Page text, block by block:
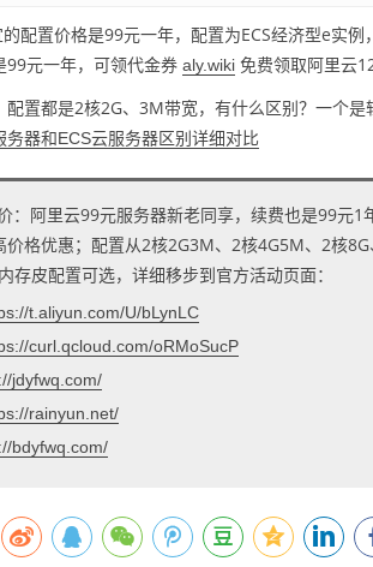
配置价格是99元一年，配置为ECS经济型e实
99元一年，可领代金券aly.wiki 免费领取阿里云
置都是2核2G、3M带宽，有什么区别？一个
务器和ECS云服务器区别详细对比
：阿里云99元服务器新老同享，续费也是99元
价格优惠；配置从2核2G3M、2核4G5M、2核
存皮配置可选，详细移步到官方活动页面：
t.aliyun.com/U/bLynLC
curl.qcloud.com/oRMoSucP
jdyfwq.com/
rainyun.net/
bdyfwq.com/